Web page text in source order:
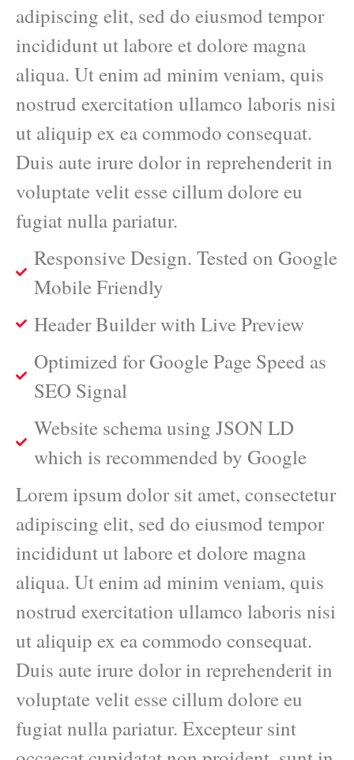
adipiscing elit, sed do eiusmod tempor
incididunt ut labore et dolore magna
aliqua. Ut enim ad minim veniam, quis
nostrud exercitation ullamco laboris nisi
ut aliquip ex ea commodo consequat.
Duis aute irure dolor in reprehenderit in
voluptate velit esse cillum dolore eu
fugiat nulla pariatur.
Responsive Design. Tested on Google
Mobile Friendly
Header Builder with Live Preview
Optimized for Google Page Speed as
SEO Signal
Website schema using JSON LD
which is recommended by Google
Lorem ipsum dolor sit amet, consectetur
adipiscing elit, sed do eiusmod tempor
incididunt ut labore et dolore magna
aliqua. Ut enim ad minim veniam, quis
nostrud exercitation ullamco laboris nisi
ut aliquip ex ea commodo consequat.
Duis aute irure dolor in reprehenderit in
voluptate velit esse cillum dolore eu
fugiat nulla pariatur. Excepteur sint